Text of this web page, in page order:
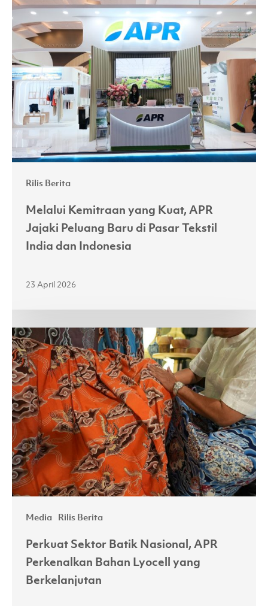
Rilis Berita
Kemitraan
yang
Kuat,
APR
Jajaki
Peluang
Baru
Pasar
India
Melalui Kemitraan yang Kuat, APR
Jajaki Peluang Baru di Pasar Tekstil
India dan Indonesia
23 April 2026
Media Rilis Berita
Perkuat
Sektor
Batik
Nasional,
APR
Perkenalkan
Bahan
Lyocell
yang
Berkelanjutan
Perkuat Sektor Batik Nasional, APR
Perkenalkan Bahan Lyocell yang
Berkelanjutan